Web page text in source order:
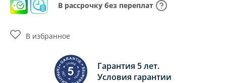
В рассрочку без переплат
Гарантия 5 лет.
Условия гарантии
В избранное